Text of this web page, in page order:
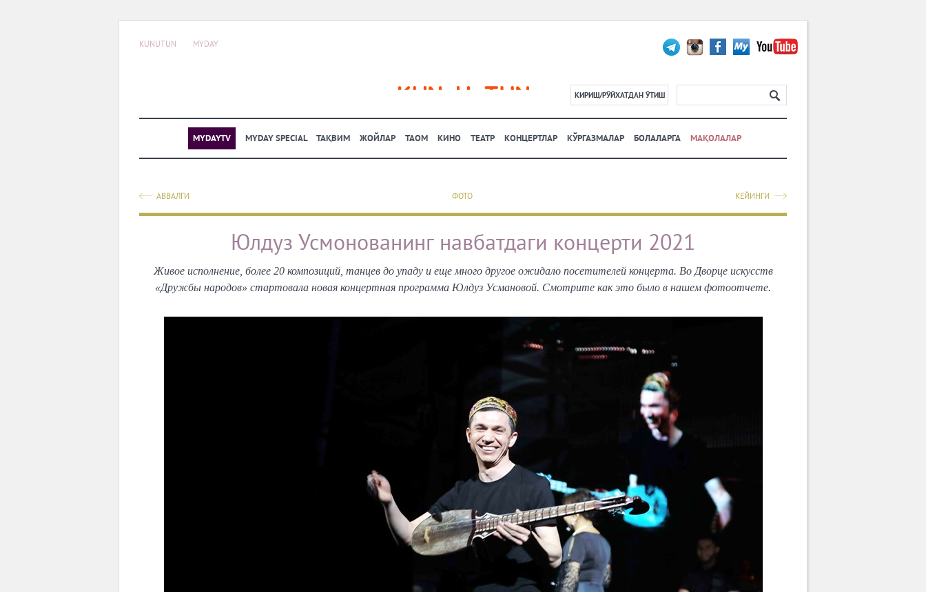
KUNUTUN MYDAY
КИРИШ/РЎЙХАТДАН ЎТИШ
MYDAYTV MYDAY SPECIAL ТАҚВИМ ЖОЙЛАР ТАОМ КИНО ТЕАТР КОНЦЕРТЛАР КЎРГАЗМАЛАР БОЛАЛАРГА МАҚОЛАЛАР
ФОТО
АВВАЛГИ КЕЙИНГИ
Юлдуз Усмонованинг навбатдаги концерти 2021
Живое исполнение, более 20 композиций, танцев до упаду и еще много другое ожидало посетителей концерта. Во Дворце искусств
«Дружбы народов» стартовала новая концертная программа Юлдуз Усмановой. Смотрите как это было в нашем фотоотчете.